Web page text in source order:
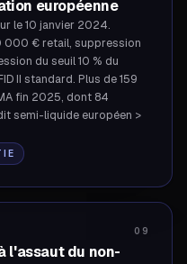
européenne
le 10 janvier 2024.
000 € retail, suppression
du seuil 10 % du
II standard. Plus de 159
fin 2025, dont 84
semi-liquide européen >
09
l'assaut du non-